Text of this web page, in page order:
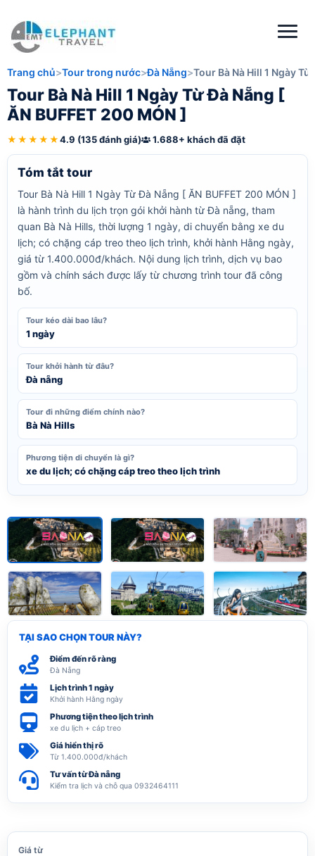
Trang chủ Tour trong nước Đà Nẵng Tour Bà Nà Hill 1 Ngày
Tour Bà Nà Hill 1 Ngày Từ Đà Nẵng [
ĂN BUFFET 200 MÓN ]
★★★★★4.9 (135 đánh giá) 1.688+ khách đã đặt
Tóm tắt tour
Tour Bà Nà Hill 1 Ngày Từ Đà Nẵng [ ĂN BUFFET 200 MÓN ]
là hành trình du lịch trọn gói khởi hành từ Đà nẵng, tham
quan Bà Nà Hills, thời lượng 1 ngày, di chuyển bằng xe du
lịch; có chặng cáp treo theo lịch trình, khởi hành Hằng ngày,
giá từ 1.400.000đ/khách. Nội dung lịch trình, dịch vụ bao
gồm và chính sách được lấy từ chương trình tour đã công
bố.
Tour kéo dài bao lâu?
1 ngày
Tour khởi hành từ đâu?
Đà nẵng
Tour đi những điểm chính nào?
Bà Nà Hills
Phương tiện di chuyển là gì?
xe du lịch; có chặng cáp treo theo lịch trình
TẠI SAO CHỌN TOUR NÀY?
Điểm đến rõ ràng
Đà Nẵng
Lịch trình 1 ngày
Khởi hành Hằng ngày
Phương tiện theo lịch trình
xe du lịch + cáp treo
Giá hiển thị rõ
Từ 1.400.000đ/khách
Tư vấn từ Đà nẵng
Kiểm tra lịch và chỗ qua 0932464111
Giá từ